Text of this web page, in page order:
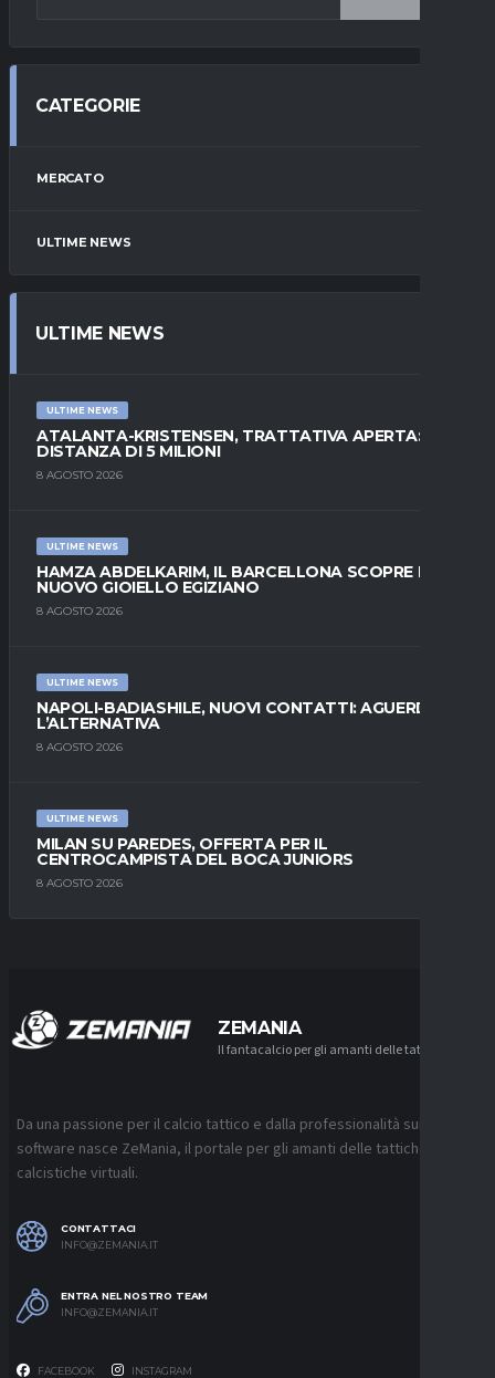
CATEGORIE
MERCATO
ULTIME NEWS
ULTIME NEWS
ULTIME NEWS
ATALANTA-KRISTENSEN, TRATTATIVA APERTA:
DISTANZA DI 5 MILIONI
8 AGOSTO 2026
ULTIME NEWS
HAMZA ABDELKARIM, IL BARCELLONA SCOPRE IL
NUOVO GIOIELLO EGIZIANO
8 AGOSTO 2026
ULTIME NEWS
NAPOLI-BADIASHILE, NUOVI CONTATTI: AGUERD È
L’ALTERNATIVA
8 AGOSTO 2026
ULTIME NEWS
MILAN SU PAREDES, OFFERTA PER IL
CENTROCAMPISTA DEL BOCA JUNIORS
8 AGOSTO 2026
ZEMANIA
Il fantacalcio per gli amanti delle tattiche
Da una passione per il calcio tattico e dalla professionalità sui
software nasce ZeMania, il portale per gli amanti delle tattiche
calcistiche virtuali.
CONTATTACI
INFO@ZEMANIA.IT
ENTRA NEL NOSTRO TEAM
INFO@ZEMANIA.IT
FACEBOOK INSTAGRAM